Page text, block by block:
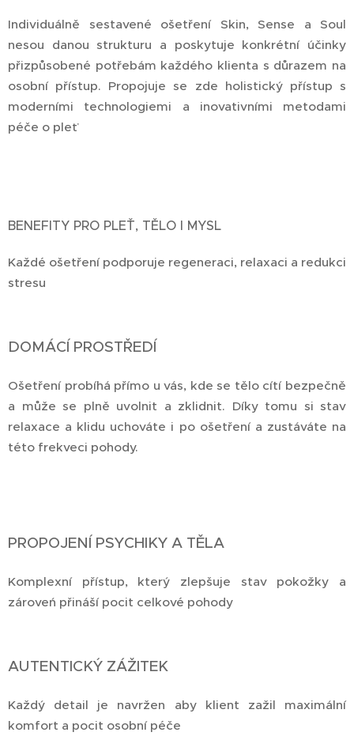
Individuálně sestavené ošetření Skin, Sense a Soul
nesou danou strukturu a poskytuje konkrétní účinky
přizpůsobené potřebám každého klienta s důrazem na
osobní přístup. Propojuje se zde holistický přístup s
moderními technologiemi a inovativními metodami
péče o pleť
BENEFITY PRO PLEŤ, TĚLO I MYSL
Každé ošetření podporuje regeneraci, relaxaci a redukci
stresu
DOMÁCÍ PROSTŘEDÍ
Ošetření probíhá přímo u vás, kde se tělo cítí bezpečně
a může se plně uvolnit a zklidnit. Díky tomu si stav
relaxace a klidu uchováte i po ošetření a zustáváte na
této frekveci pohody.
PROPOJENÍ PSYCHIKY A TĚLA
Komplexní přístup, který zlepšuje stav pokožky a
zároveń přináší pocit celkové pohody
AUTENTICKÝ ZÁŽITEK
Každý detail je navržen aby klient zažil maximální
komfort a pocit osobní péče